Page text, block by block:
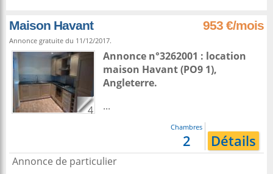
Maison Havant 953 €/mois
Annonce gratuite du 11/12/2017.
4
Annonce n°3262001 : location
maison Havant(PO9 1),
Angleterre.
...
Chambres
2 Détails
Annonce de particulier